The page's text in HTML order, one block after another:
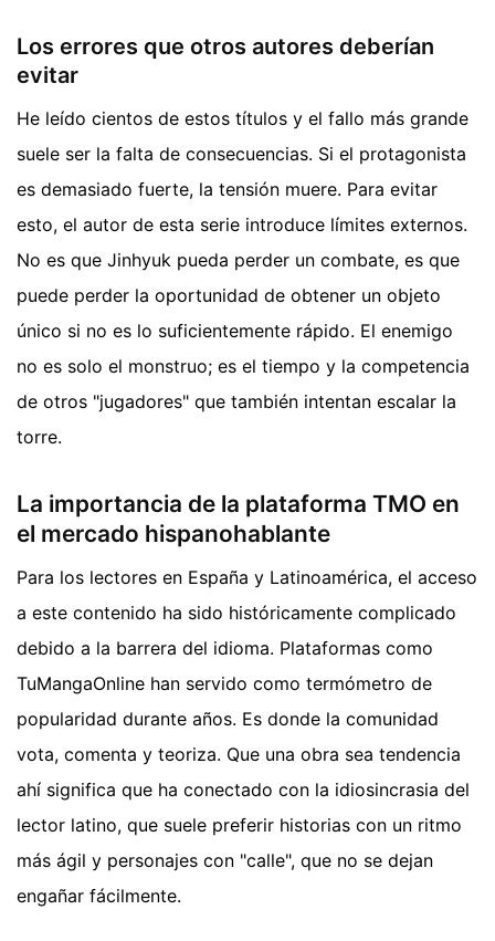
Los errores que otros autores deberían
evitar
He leído cientos de estos títulos y el fallo más grande
suele ser la falta de consecuencias. Si el protagonista
es demasiado fuerte, la tensión muere. Para evitar
esto, el autor de esta serie introduce límites externos.
No es que Jinhyuk pueda perder un combate, es que
puede perder la oportunidad de obtener un objeto
único si no es lo suficientemente rápido. El enemigo
no es solo el monstruo; es el tiempo y la competencia
de otros "jugadores" que también intentan escalar la
torre.
La importancia de la plataforma TMO en
el mercado hispanohablante
Para los lectores en España y Latinoamérica, el acceso
a este contenido ha sido históricamente complicado
debido a la barrera del idioma. Plataformas como
TuMangaOnline han servido como termómetro de
popularidad durante años. Es donde la comunidad
vota, comenta y teoriza. Que una obra sea tendencia
ahí significa que ha conectado con la idiosincrasia del
lector latino, que suele preferir historias con un ritmo
más ágil y personajes con "calle", que no se dejan
engañar fácilmente.